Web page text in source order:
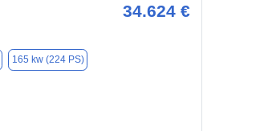
34.624 €
165 kw (224 PS)